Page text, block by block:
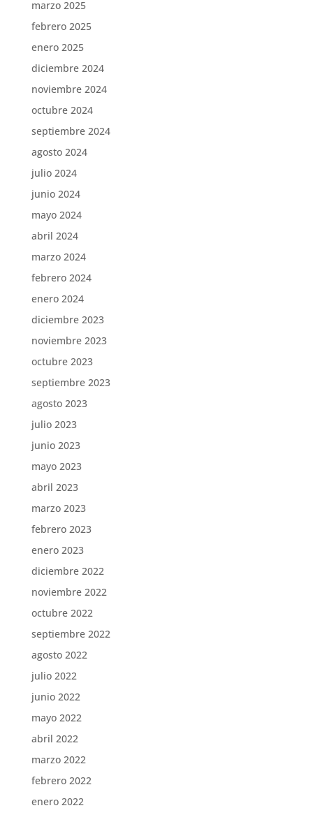
marzo 2025
febrero 2025
enero 2025
diciembre 2024
noviembre 2024
octubre 2024
septiembre 2024
agosto 2024
julio 2024
junio 2024
mayo 2024
abril 2024
marzo 2024
febrero 2024
enero 2024
diciembre 2023
noviembre 2023
octubre 2023
septiembre 2023
agosto 2023
julio 2023
junio 2023
mayo 2023
abril 2023
marzo 2023
febrero 2023
enero 2023
diciembre 2022
noviembre 2022
octubre 2022
septiembre 2022
agosto 2022
julio 2022
junio 2022
mayo 2022
abril 2022
marzo 2022
febrero 2022
enero 2022